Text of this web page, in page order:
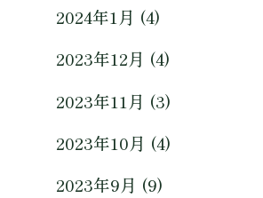
2024年1月 (4)
2023年12月 (4)
2023年11月 (3)
2023年10月 (4)
2023年9月 (9)